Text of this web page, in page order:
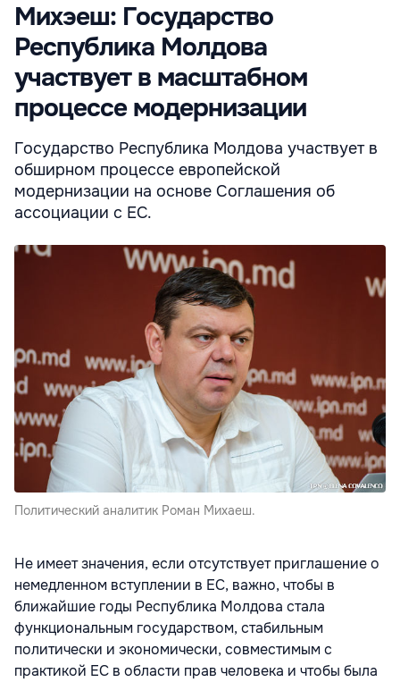
Михэеш: Государство
Республика Молдова
участвует в масштабном
процессе модернизации
Государство Республика Молдова участвует в
обширном процессе европейской
модернизации на основе Соглашения об
ассоциации с ЕС.
Политический аналитик Роман Михаеш.
Не имеет значения, если отсутствует приглашение о
немедленном вступлении в ЕС, важно, чтобы в
ближайшие годы Республика Молдова стала
функциональным государством, стабильным
политически и экономически, совместимым с
практикой ЕС в области прав человека и чтобы была